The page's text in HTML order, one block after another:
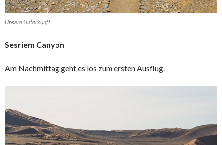
Unsere Unterkunft
Sesriem Canyon
Am Nachmittag geht es los zum ersten Ausflug.